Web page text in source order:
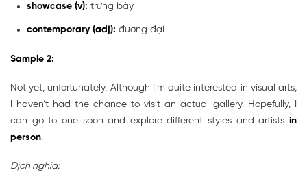
showcase (v): trưng bày
contemporary (adj): đương đại
Sample 2:
Not yet, unfortunately. Although I’m quite interested in visual arts,
I haven’t had the chance to visit an actual gallery. Hopefully, I
can go to one soon and explore different styles and artists in
person.
Dịch nghĩa: